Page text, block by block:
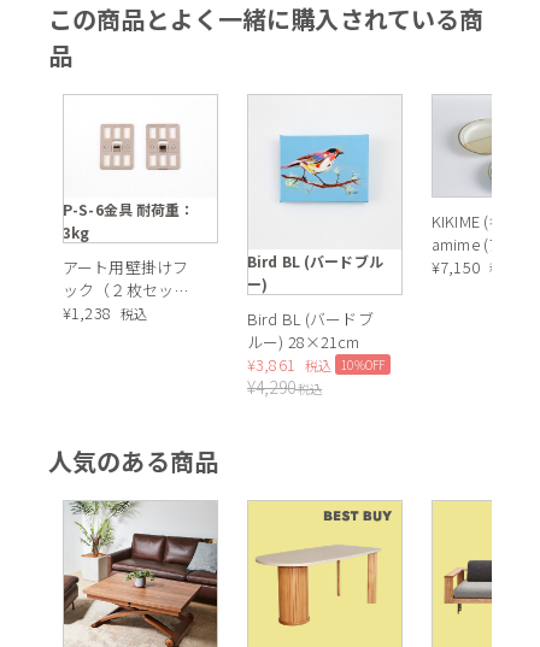
この商品とよく一緒に購入されている商
品
P-S-6金具 耐荷重：
3kg
アート用壁掛けフ
ック（２枚セッ
ト）耐荷重：3kg
¥1,238 税込
Bird BL (バードブル
ー)
Bird BL (バードブ
ルー) 28×21cm
¥3,861 税込 10%OFF
¥4,290税込
KIKIME (キキメ)
amime (アミメ
レート 半月
¥7,150 税込
人気のある商品